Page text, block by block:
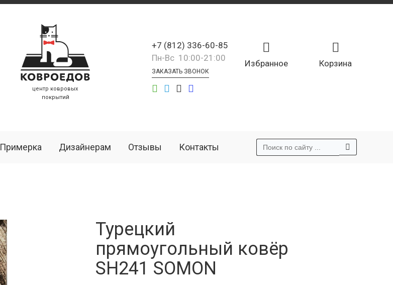
центр ковровых
покрытий
Корзина
Избранное
+7 (812) 336-60-85
Пн-Вс 10:00-21:00
ЗАКАЗАТЬ ЗВОНОК
Примерка Дизайнерам Отзывы Контакты
Турецкий
прямоугольный ковёр
SH241 SOMON